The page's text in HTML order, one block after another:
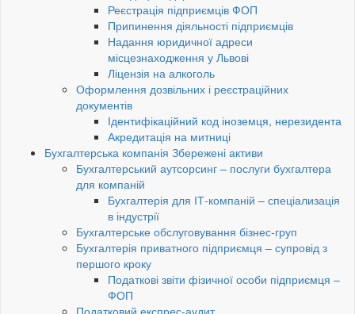
Реєстрація підприємців ФОП
Припинення діяльності підприємців
Надання юридичної адреси
місцезнаходження у Львові
Ліцензія на алкоголь
Оформлення дозвільних і реєстраційних
документів
Ідентифікаційний код іноземця, нерезидента
Акредитація на митниці
Бухгалтерська компанія Збережені активи
Бухгалтерський аутсорсинг – послуги бухгалтера
для компаній
Бухгалтерія для ІТ-компаній – спеціализація
в індустрії
Бухгалтерське обслуговування бізнес-груп
Бухгалтерія приватного підприємця – супровід з
першого кроку
Податкові звіти фізичної особи підприємця –
ФОП